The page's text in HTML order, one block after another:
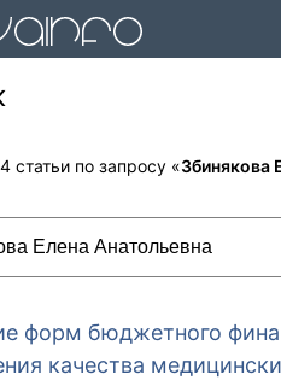
статьи по запросу «Збинякова
форм бюджетного
качества